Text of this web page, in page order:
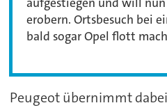
erobern. Ortsbesuch bei
bald sogar Opel flott
Peugeot übernimmt